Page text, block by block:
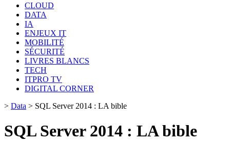
CLOUD
DATA
IA
ENJEUX IT
MOBILITÉ
SÉCURITÉ
LIVRES BLANCS
TECH
ITPRO TV
DIGITAL CORNER
> Data > SQL Server 2014 : LA bible
SQL Server 2014 : LA bible